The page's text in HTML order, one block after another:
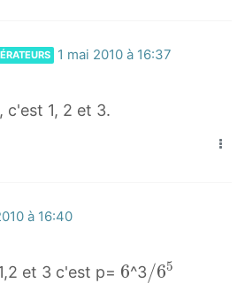
1 mai 2010 à 16:37
c'est 1, 2 et 3.
à 16:40
et 3 c'est p= 6
6^3/
/65